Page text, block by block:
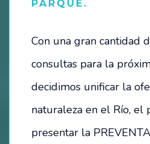
PARQUE.
Con una gran cantidad
consultas para la
decidimos unificar la
naturaleza en el Río, el
presentar la